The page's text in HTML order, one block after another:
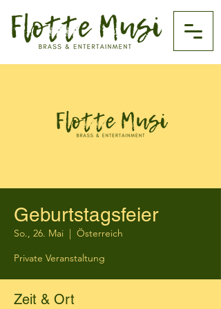
Geburtstagsfeier
So., 26. Mai
  |
Österreich
Private Veranstaltung
Zeit & Ort